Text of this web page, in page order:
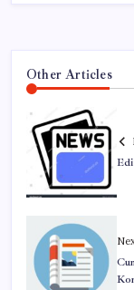
Other Articles